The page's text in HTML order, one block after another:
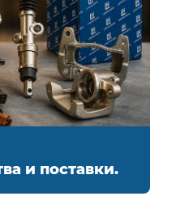
и поставки.